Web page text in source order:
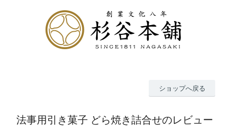
ショップへ戻る
法事用引き菓子 どら焼き詰合せのレビュー